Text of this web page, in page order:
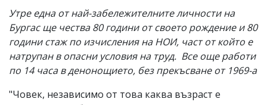
обиден
за
вас
коментар,
моля
сигнализирайте
ни!
Утре една от най-забележителните личности на
Бургас ще чества 80 години от своето рождение и 80
години стаж по изчисления на НОИ, част от който е
натрупан в опасни условия на труд. Все още работи
по 14 часа в денонощието, без прекъсване от 1969-а
"Човек, независимо от това каква възраст е